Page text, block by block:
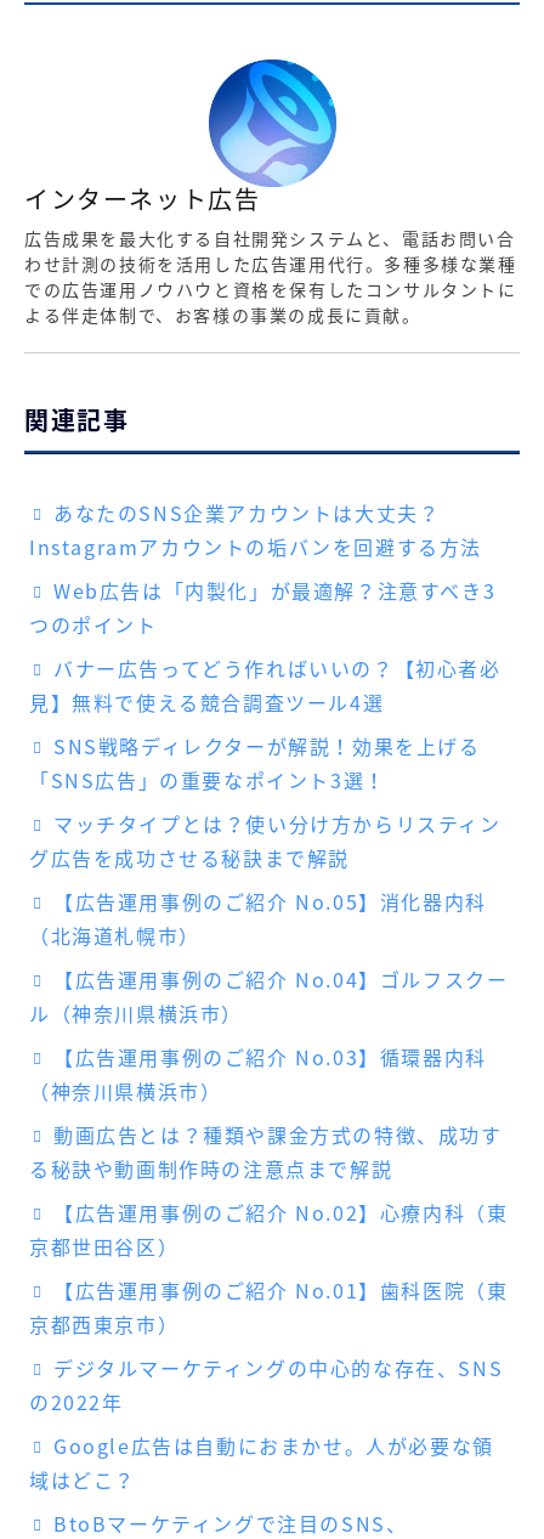
関連記事
あなたのSNS企業アカウントは大丈夫？
Instagramアカウントの垢バンを回避する方法
Web広告は「内製化」が最適解？注意すべき3
つのポイント
バナー広告ってどう作ればいいの？【初心者必
見】無料で使える競合調査ツール4選
SNS戦略ディレクターが解説！効果を上げる
「SNS広告」の重要なポイント3選！
マッチタイプとは？使い分け方からリスティン
グ広告を成功させる秘訣まで解説
【広告運用事例のご紹介 No.05】消化器内科
（北海道札幌市）
【広告運用事例のご紹介 No.04】ゴルフスクー
ル（神奈川県横浜市）
【広告運用事例のご紹介 No.03】循環器内科
（神奈川県横浜市）
動画広告とは？種類や課金方式の特徴、成功す
る秘訣や動画制作時の注意点まで解説
【広告運用事例のご紹介 No.02】心療内科（東
京都世田谷区）
【広告運用事例のご紹介 No.01】歯科医院（東
京都西東京市）
デジタルマーケティングの中心的な存在、SNS
の2022年
Google広告は自動におまかせ。人が必要な領
域はどこ？
BtoBマーケティングで注目のSNS、
インターネット広告
広告成果を最大化する自社開発システムと、電話お問い合
わせ計測の技術を活用した広告運用代行。多種多様な業種
での広告運用ノウハウと資格を保有したコンサルタントに
よる伴走体制で、お客様の事業の成長に貢献。